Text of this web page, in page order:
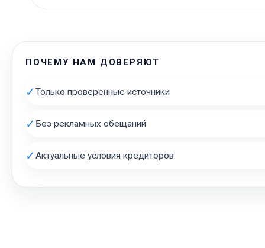
ПОЧЕМУ НАМ ДОВЕРЯЮТ
✓Только проверенные источники
✓ Без рекламных обещаний
✓Актуальные условия кредиторов